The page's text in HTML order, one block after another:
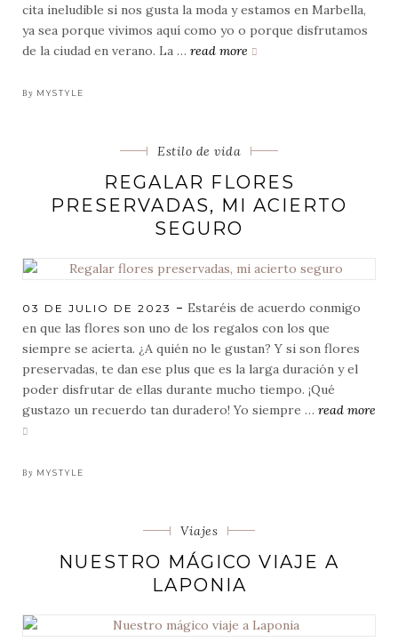
cita ineludible si nos gusta la moda y estamos en Marbella,
ya sea porque vivimos aquí como yo o porque disfrutamos
de la ciudad en verano. La … read more
los
eventos
ineludibles
del
By MYSTYLE
Categorias
Estilo de vida
REGALAR FLORES
PRESERVADAS, MI ACIERTO
SEGURO
POSTED
03 DE JULIO DE 2023
Estaréis de acuerdo conmigo
en que las flores son uno de los regalos con los que
siempre se acierta. ¿A quién no le gustan? Y si son flores
preservadas, te dan ese plus que es la larga duración y el
poder disfrutar de ellas durante mucho tiempo. ¡Qué
gustazo un recuerdo tan duradero! Yo siempre … read more
preservadas,
By MYSTYLE
Categorias
Viajes
NUESTRO MÁGICO VIAJE A
LAPONIA